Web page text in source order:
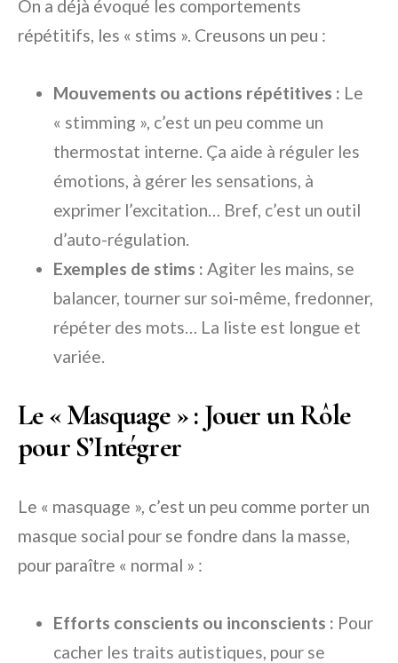
On a déjà évoqué les comportements
répétitifs, les « stims ». Creusons un peu :
Mouvements ou actions répétitives : Le
« stimming », c’est un peu comme un
thermostat interne. Ça aide à réguler les
émotions, à gérer les sensations, à
exprimer l’excitation… Bref, c’est un outil
d’auto-régulation.
Exemples de stims : Agiter les mains, se
balancer, tourner sur soi-même, fredonner,
répéter des mots… La liste est longue et
variée.
Le « Masquage » : Jouer un Rôle
pour S’Intégrer
Le « masquage », c’est un peu comme porter un
masque social pour se fondre dans la masse,
pour paraître « normal » :
Efforts conscients ou inconscients : Pour
cacher les traits autistiques, pour se